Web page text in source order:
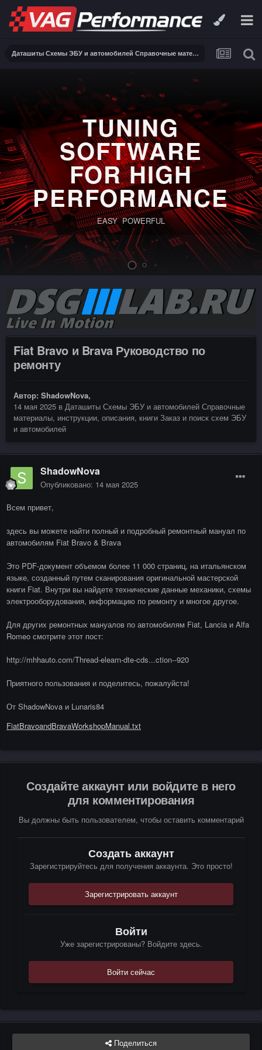
Даташиты Схемы ЭБУ и автомобилей Справочные материалы, инструкции, описания, книги Заказ и поиск схем ЭБУ и автомобилей
TUNING
SOFTWARE
FOR HIGH
PERFORMANCE
EASY POWERFUL
Fiat Bravo и Brava Руководство по
ремонту
Автор: ShadowNova,
14 мая 2025 в Даташиты Схемы ЭБУ и автомобилей Справочные
материалы, инструкции, описания, книги Заказ и поиск схем ЭБУ
и автомобилей
ShadowNova
Опубликовано: 14 мая 2025
Всем привет,
здесь вы можете найти полный и подробный ремонтный мануал по
автомобилям Fiat Bravo & Brava
Это PDF-документ объемом более 11 000 страниц, на итальянском
языке, созданный путем сканирования оригинальной мастерской
книги Fiat. Внутри вы найдете технические данные механики, схемы
электрооборудования, информацию по ремонту и многое другое.
Для других ремонтных мануалов по автомобилям Fiat, Lancia и Alfa
Romeo смотрите этот пост:
http://mhhauto.com/Thread-elearn-dte-cds...ction--920
Приятного пользования и поделитесь, пожалуйста!
От ShadowNova и Lunaris84
FiatBravoandBravaWorkshopManual.txt
Создайте аккаунт или войдите в него
для комментирования
Вы должны быть пользователем, чтобы оставить комментарий
Создать аккаунт
Зарегистрируйтесь для получения аккаунта. Это просто!
Зарегистрировать аккаунт
Войти
Уже зарегистрированы? Войдите здесь.
Войти сейчас
Поделиться